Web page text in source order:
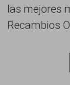
las mejores
Recambios